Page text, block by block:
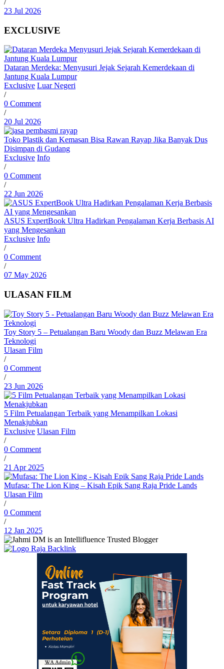
23 Jul 2026
EXCLUSIVE
Dataran Merdeka: Menyusuri Jejak Sejarah Kemerdekaan di
Jantung Kuala Lumpur
Exclusive Luar Negeri
/
0 Comment
/
20 Jul 2026
Toko Plastik dan Kemasan Bisa Rawan Rayap Jika Banyak Dus
Disimpan di Gudang
Exclusive Info
/
0 Comment
/
22 Jun 2026
ASUS ExpertBook Ultra Hadirkan Pengalaman Kerja Berbasis AI
yang Mengesankan
Exclusive Info
/
0 Comment
/
07 May 2026
ULASAN FILM
Toy Story 5 – Petualangan Baru Woody dan Buzz Melawan Era
Teknologi
Ulasan Film
/
0 Comment
/
23 Jun 2026
5 Film Petualangan Terbaik yang Menampilkan Lokasi
Menakjubkan
Exclusive Ulasan Film
/
0 Comment
/
21 Apr 2025
Mufasa: The Lion King – Kisah Epik Sang Raja Pride Lands
Ulasan Film
/
0 Comment
/
12 Jan 2025